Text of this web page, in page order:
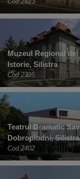
Muzeul Regional de
Istorie, Silistra
Cod 2395
Teatrul Dramatic
Dobroplodni, Silistra
Cod 2402